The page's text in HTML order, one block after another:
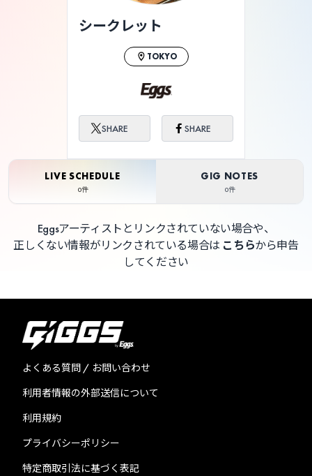
シークレット
TOKYO
SHARE SHARE
LIVE SCHEDULE
0件
GIG NOTES
0件
Eggsアーティストとリンクされていない場合や、
正しくない情報がリンクされている場合は こちらから申告
してください
よくある質問 / お問い合わせ
利用者情報の外部送信について
利用規約
プライバシーポリシー
特定商取引法に基づく表記